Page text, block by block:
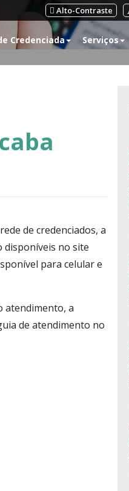
Alto-Contraste
Credenciada Serviços
de credenciados, a
disponíveis no site
para celular e
atendimento, a
de atendimento no